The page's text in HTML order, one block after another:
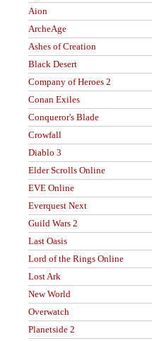
Aion
ArcheAge
Ashes of Creation
Black Desert
Company of Heroes 2
Conan Exiles
Conqueror's Blade
Crowfall
Diablo 3
Elder Scrolls Online
EVE Online
Everquest Next
Guild Wars 2
Last Oasis
Lord of the Rings Online
Lost Ark
New World
Overwatch
Planetside 2